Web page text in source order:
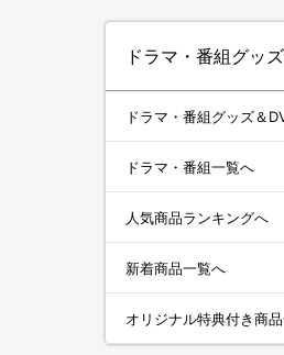
ドラマ・番組グッ
ドラマ・番組グッズ＆
ドラマ・番組一覧へ
人気商品ランキングへ
新着商品一覧へ
オリジナル特典付き商